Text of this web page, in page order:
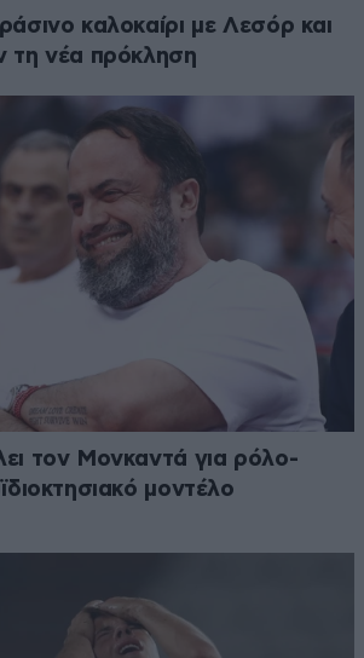
καλοκαίρι με Λεσόρ και
τη νέα πρόκληση
τον Μονκαντά για ρόλο-
μοντέλο